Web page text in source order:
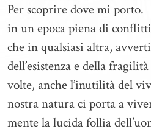
Per scoprire dove mi
in un epoca piena di
che in qualsiasi altra,
dell’esistenza e della
volte, anche l’inutilità del
nostra natura ci porta a
mente la lucida follia